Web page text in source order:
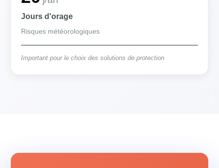
Jours d'orage
Risques météorologiques
Important pour le choix des solutions de protection